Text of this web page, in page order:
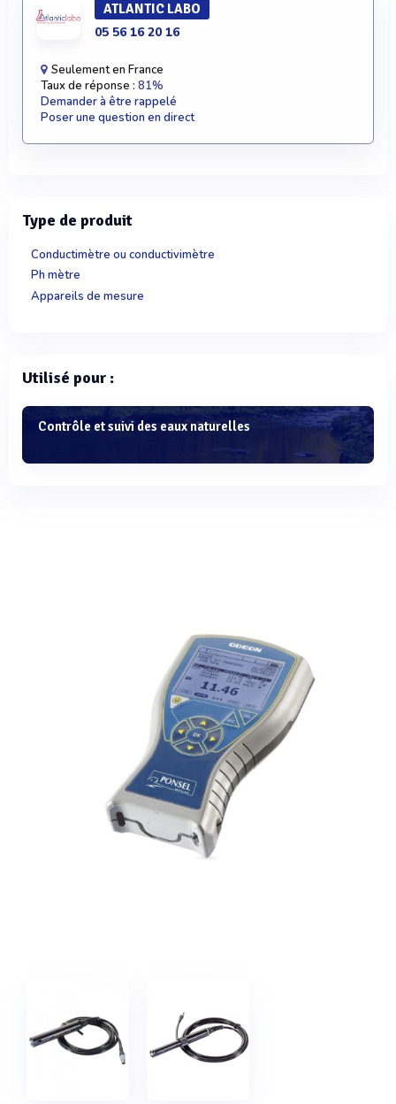
ATLANTIC LABO
05 56 16 20 16
Seulement en France
Taux de réponse : 81%
Demander à être rappelé
Poser une question en direct
Type de produit
Conductimètre ou conductivimètre
Ph mètre
Appareils de mesure
Utilisé pour :
Contrôle et suivi des eaux naturelles